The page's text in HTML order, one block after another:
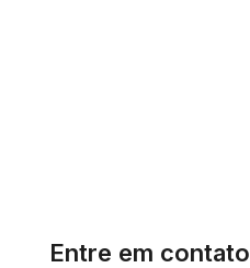
Entre em contato